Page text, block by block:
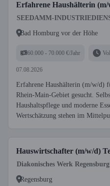
Erfahrene Haushälterin (m/
SEEDAMM-
Bad Homburg vor der Höhe
60.000 - 70.000 €/Jahr
07.08.2026
Erfahrene Haushälterin (m/w/d)
Rhein-Main-Gebiet gesucht.
Haushaltspflege und moderne
Wertschätzung stehen im
Hauswirtschafter (m/w/d)
Diakonisches Werk Regensburg
Regensburg